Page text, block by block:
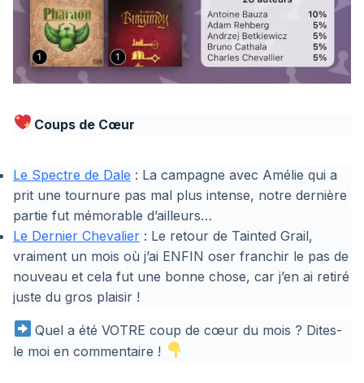
Coups de Cœur
Le Spectre de Dale : La campagne avec Amélie qui a
prit une tournure pas mal plus intense, notre dernière
partie fut mémorable d’ailleurs…
Le Dernier Chevalier : Le retour de Tainted Grail,
vraiment un mois où j’ai ENFIN oser franchir le pas de
nouveau et cela fut une bonne chose, car j’en ai retiré
juste du gros plaisir !
Quel a été VOTRE coup de cœur du mois ? Dites-
le moi en commentaire !